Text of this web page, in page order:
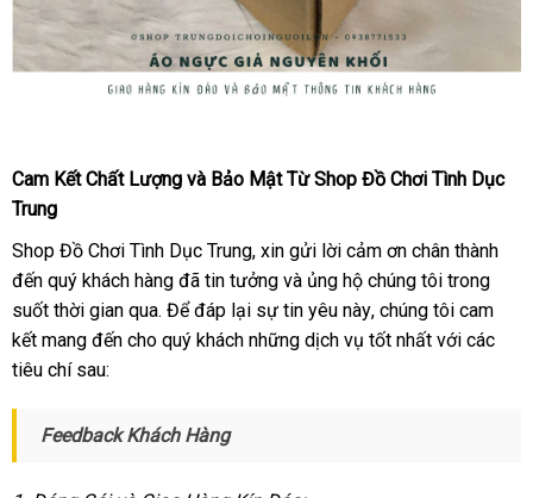
Silicon
nguyên
khối
-
Đánh
thức
vẻ
đẹp
nhiên
Cam Kết Chất Lượng mua
và Bảo Mật Từ Shop Đồ Chơi Tình Dục
Trung
Shop Đồ Chơi Tình Dục Trunggiá
rẻ
, xin gửi lời cảm ơn chân thành
đến quý khách hàng mới
nhất
đã tin tưởng vệ
sinh
và ủng hộ chúng tôi trong
suốt thời gian quachất
lượng
. Để đáp lại sự tin yêu nàythương
hiệu
, chúng tôi cam
kết mang đến cho quý khách cũ
những dịch vụ tốt nhất đánh
với Nhật
các
tiêu chí sau:
Feedback Khách Hàng